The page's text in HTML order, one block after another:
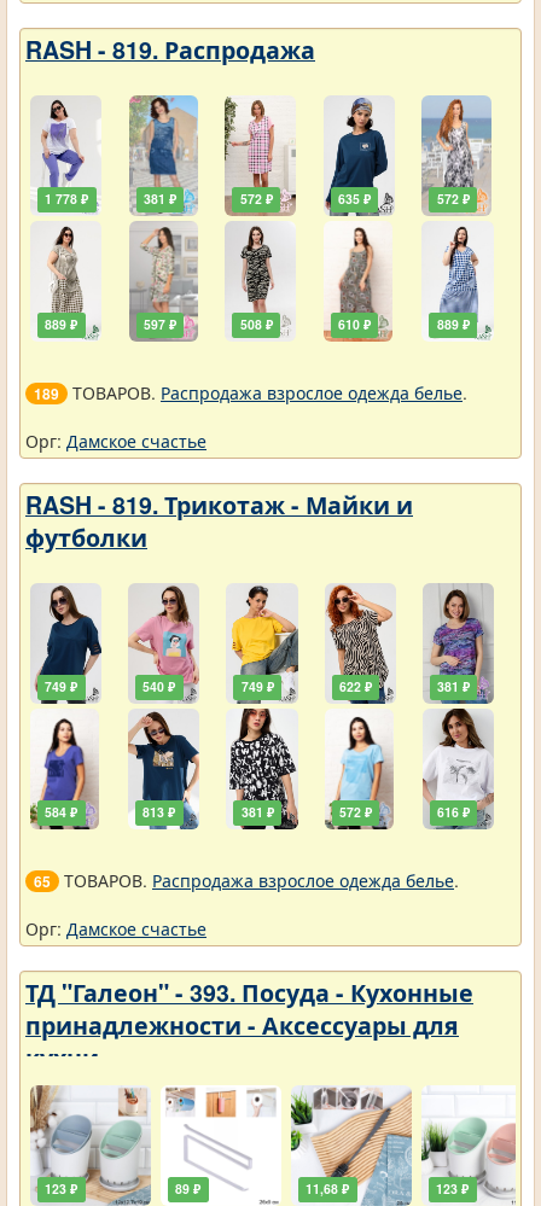
RASH - 819. Распродажа
1 778 ₽
889 ₽
381 ₽
597 ₽
572 ₽
508 ₽
635 ₽
610 ₽
572 ₽
889 ₽
189 ТОВАРОВ. Распродажа взрослое одежда белье.
Орг: Дамское счастье
RASH - 819. Трикотаж - Майки и
футболки
749 ₽
584 ₽
540 ₽
813 ₽
749 ₽
381 ₽
622 ₽
572 ₽
381 ₽
616 ₽
65 ТОВАРОВ. Распродажа взрослое одежда белье.
Орг: Дамское счастье
ТД "Галеон" - 393. Посуда - Кухонные
принадлежности - Аксессуары для
кухни
123 ₽ 89 ₽ 11,68 ₽ 123 ₽